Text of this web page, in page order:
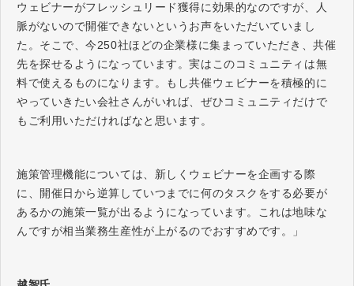
ウェビナーがフレッシュリード獲得に効果的なのですが、人
脈がないので開催できないというお声をいただいていまし
た。そこで、今250社ほどの企業様に集まっていただき、共催
先を探せるようになっています。実はこのコミュニティは無
料で使えるものになります。もし共催ウェビナーを積極的に
やっていきたい会社さんがいれば、ぜひコミュニティだけで
もご利用いただければなと思います。
施策管理機能については、新しくウェビナーを企画する際
に、開催日から逆算していつまでに何のタスクをする必要が
あるかの施策一覧が出るようになっています。これは地味な
んですが相当業務生産性が上がるのでおすすめです。」